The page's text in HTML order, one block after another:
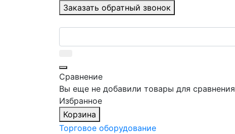
Заказать обратный звонок
Сравнение
Вы еще не добавили товары для сравнения
Избранное
Корзина
Торговое оборудование